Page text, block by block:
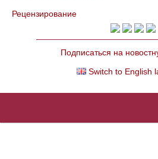
Рецензирование
Подписаться на
Switch to English